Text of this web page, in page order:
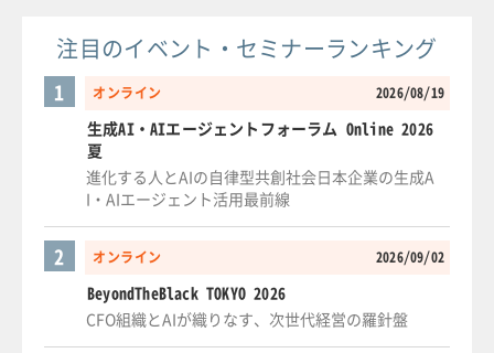
注目のイベント・セミナーランキング
オンライン 2026/08/19
1
生成AI・AIエージェントフォーラム Online 2026
夏
進化する人とAIの自律型共創社会日本企業の生成A
I・AIエージェント活用最前線
オンライン 2026/09/02
2
BeyondTheBlack TOKYO 2026
CFO組織とAIが織りなす、次世代経営の羅針盤